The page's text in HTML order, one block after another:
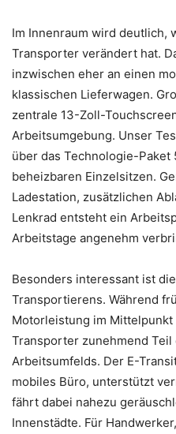
Im Innenraum wird deutlich,
Transporter verändert hat.
inzwischen eher an einen
klassischen Lieferwagen.
zentrale 13-Zoll-
Arbeitsumgebung. Unser
über das Technologie-
beheizbaren Einzelsitzen.
Ladestation, zusätzlichen
Lenkrad entsteht ein
Arbeitstage angenehm
Besonders interessant ist
Transportierens. Während
Motorleistung im
Transporter zunehmend Teil
Arbeitsumfelds. Der E-
mobiles Büro, unterstützt
fährt dabei nahezu
Innenstädte. Für